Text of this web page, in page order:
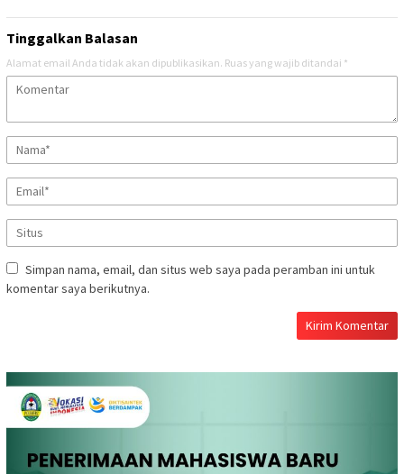
Tinggalkan Balasan
Alamat email Anda tidak akan dipublikasikan. Ruas yang wajib ditandai *
Simpan nama, email, dan situs web saya pada peramban ini untuk
komentar saya berikutnya.